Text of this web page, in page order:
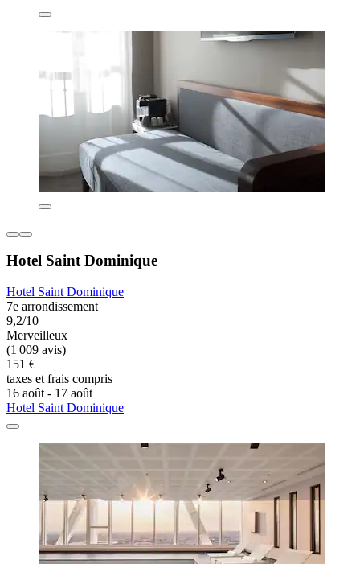
Hotel Saint Dominique
Hotel Saint Dominique
7e arrondissement
9,2/10
Merveilleux
(1 009 avis)
151 €
taxes et frais compris
16 août - 17 août
Hotel Saint Dominique